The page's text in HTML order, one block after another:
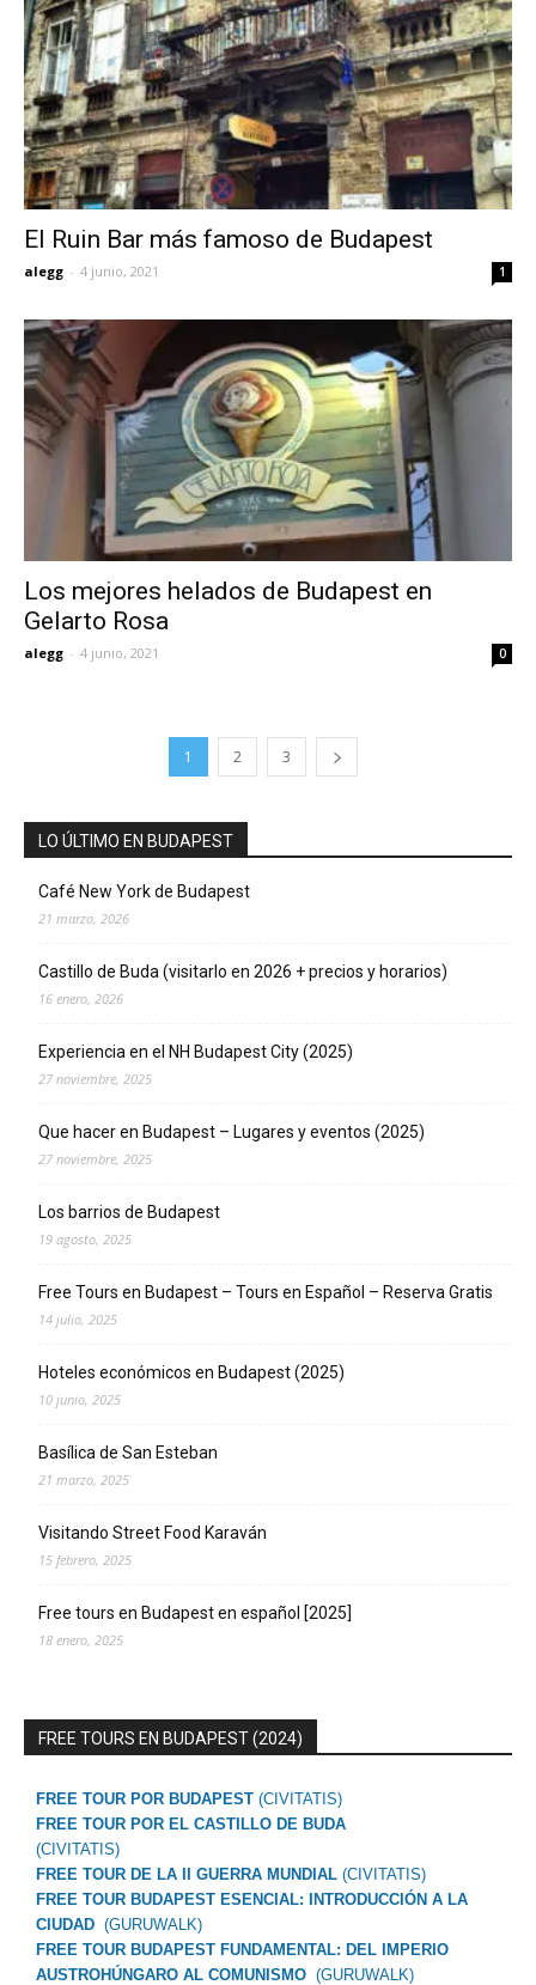
El Ruin Bar más famoso de Budapest
alegg - 4 junio, 2021 1
Los mejores helados de Budapest en
Gelarto Rosa
alegg - 4 junio, 2021 0
1 2 3
LO ÚLTIMO EN BUDAPEST
Café New York de Budapest
21 marzo, 2026
Castillo de Buda (visitarlo en 2026 + precios y horarios)
16 enero, 2026
Experiencia en el NH Budapest City (2025)
27 noviembre, 2025
Que hacer en Budapest – Lugares y eventos (2025)
27 noviembre, 2025
Los barrios de Budapest
19 agosto, 2025
Free Tours en Budapest – Tours en Español – Reserva Gratis
14 julio, 2025
Hoteles económicos en Budapest (2025)
10 junio, 2025
Basílica de San Esteban
21 marzo, 2025
Visitando Street Food Karaván
15 febrero, 2025
Free tours en Budapest en español [2025]
18 enero, 2025
FREE TOURS EN BUDAPEST (2024)
FREE TOUR POR BUDAPEST (CIVITATIS)
FREE TOUR POR EL CASTILLO DE BUDA
(CIVITATIS)
FREE TOUR DE LA II GUERRA MUNDIAL (CIVITATIS)
FREE TOUR BUDAPEST ESENCIAL: INTRODUCCIÓN A LA
CIUDAD (GURUWALK)
FREE TOUR BUDAPEST FUNDAMENTAL: DEL IMPERIO
AUSTROHÚNGARO AL COMUNISMO (GURUWALK)